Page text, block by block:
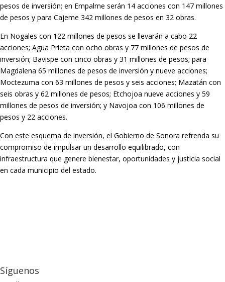
pesos de inversión; en Empalme serán 14 acciones con 147 millones
de pesos y para Cajeme 342 millones de pesos en 32 obras.
En Nogales con 122 millones de pesos se llevarán a cabo 22
acciones; Agua Prieta con ocho obras y 77 millones de pesos de
inversión; Bavispe con cinco obras y 31 millones de pesos; para
Magdalena 65 millones de pesos de inversión y nueve acciones;
Moctezuma con 63 millones de pesos y seis acciones; Mazatán con
seis obras y 62 millones de pesos; Etchojoa nueve acciones y 59
millones de pesos de inversión; y Navojoa con 106 millones de
pesos y 22 acciones.
Con este esquema de inversión, el Gobierno de Sonora refrenda su
compromiso de impulsar un desarrollo equilibrado, con
infraestructura que genere bienestar, oportunidades y justicia social
en cada municipio del estado.
Síguenos